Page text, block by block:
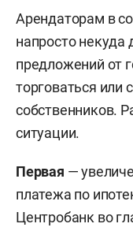
Арендаторам в
напросто некуда
предложений от
торговаться или
собственников.
ситуации.
Первая —
платежа по
Центробанк во